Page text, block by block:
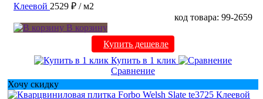
Клеевой 2529 ₽ / м2
код товара: 99-2659
В корзину
Купить дешевле
Купить в 1 клик
Сравнение
Хочу скидку